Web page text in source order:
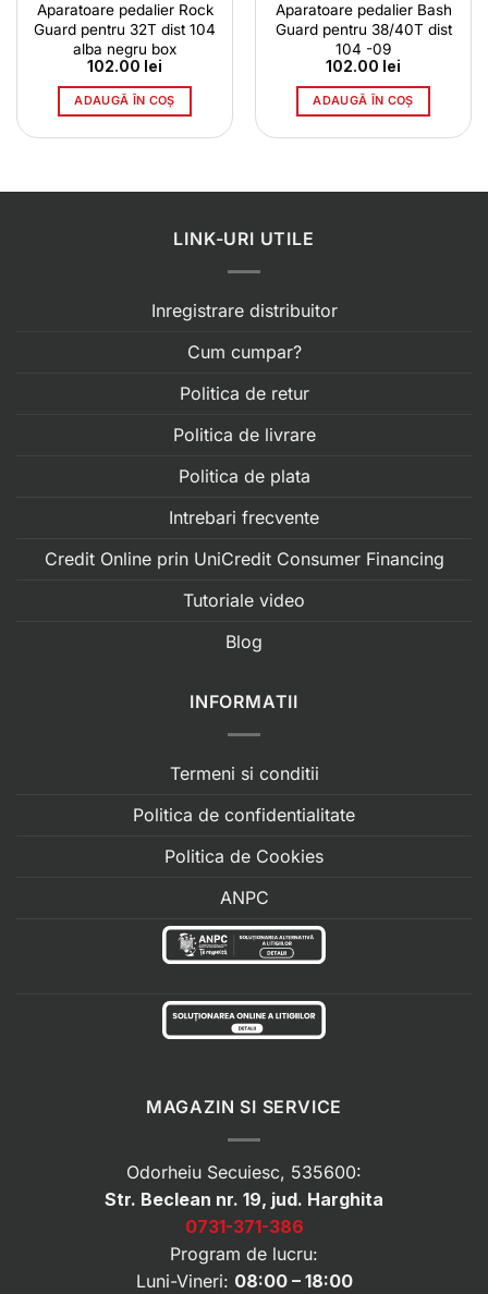
Aparatoare pedalier Rock
Guard pentru 32T dist 104
alba negru box
102.00 lei
ADAUGĂ ÎN COȘ
Aparatoare pedalier Bash
Guard pentru 38/40T dist
104 -09
102.00 lei
ADAUGĂ ÎN COȘ
LINK-URI UTILE
Inregistrare distribuitor
Cum cumpar?
Politica de retur
Politica de livrare
Politica de plata
Intrebari frecvente
Credit Online prin UniCredit Consumer Financing
Tutoriale video
Blog
INFORMATII
Termeni si conditii
Politica de confidentialitate
Politica de Cookies
ANPC
MAGAZIN SI SERVICE
Odorheiu Secuiesc, 535600:
Str. Beclean nr. 19, jud. Harghita
0731-371-386
Program de lucru:
Luni-Vineri: 08:00 – 18:00